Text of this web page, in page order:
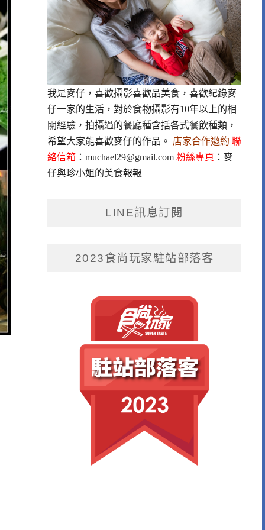
我是麥仔，喜歡攝影喜歡品美食，喜歡紀錄麥
仔一家的生活，對於食物攝影有10年以上的相
關經驗，拍攝過的餐廳種含括各式餐飲種類，
希望大家能喜歡麥仔的作品。 店家合作邀約 聯
絡信箱： muchael29@gmail.com 粉絲專頁 ： 麥
仔與珍小姐的美食報報
LINE訊息訂閱
2023食尚玩家駐站部落客